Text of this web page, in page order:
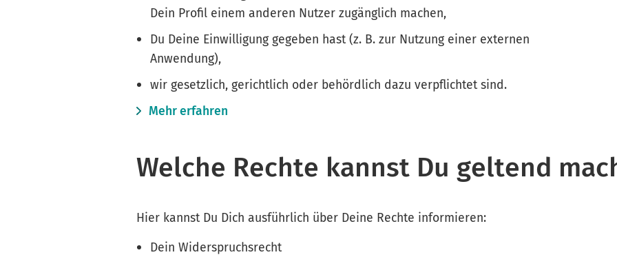
Dein Profil einem anderen Nutzer zugänglich machen,
Du Deine Einwilligung gegeben hast (z. B. zur Nutzung einer externen
Anwendung),
wir gesetzlich, gerichtlich oder behördlich dazu verpflichtet sind.
Mehr erfahren
Welche Rechte kannst Du geltend
Hier kannst Du Dich ausführlich über Deine Rechte informieren:
Dein Widerspruchsrecht